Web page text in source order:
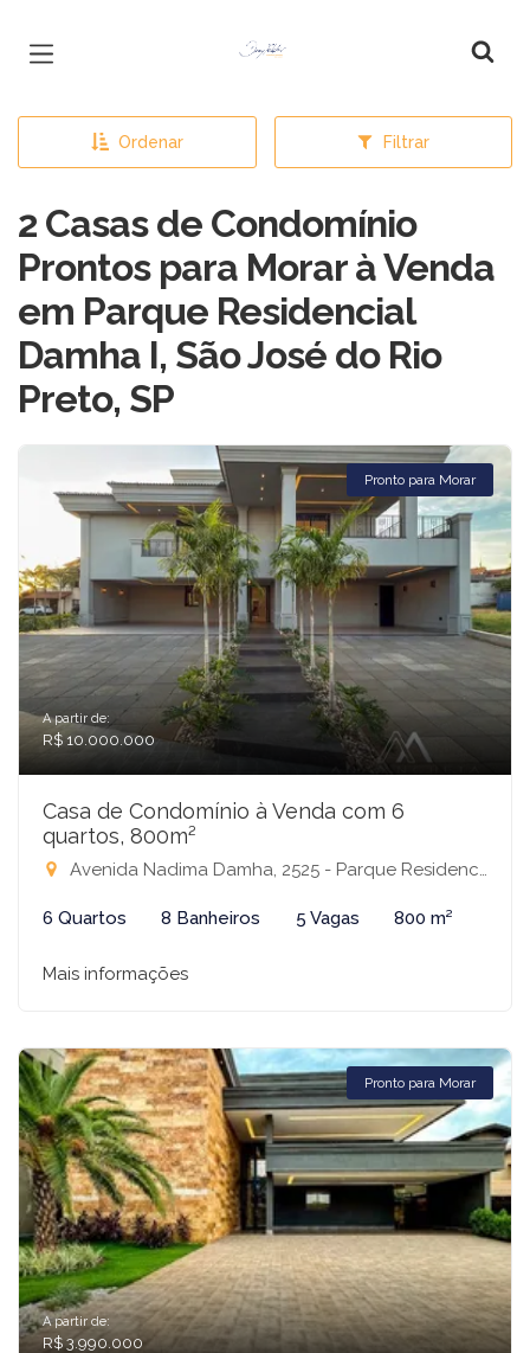
Página inicial
Ordenar Filtrar
2 Casas de Condomínio
Prontos para Morar à Venda
em Parque Residencial
Damha I, São José do Rio
Preto, SP
Pronto para Morar
A partir de:
R$ 10.000.000
Casa de Condomínio à Venda com 6
quartos, 800m²
Avenida Nadima Damha, 2525 - Parque Residencial Damha I, São José do Rio Preto-SP
6 Quartos 8 Banheiros 5 Vagas 800 m²
Mais informações
Pronto para Morar
A partir de:
R$ 3.990.000